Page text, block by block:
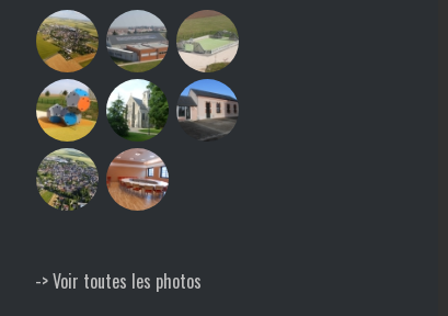
-> Voir toutes les photos